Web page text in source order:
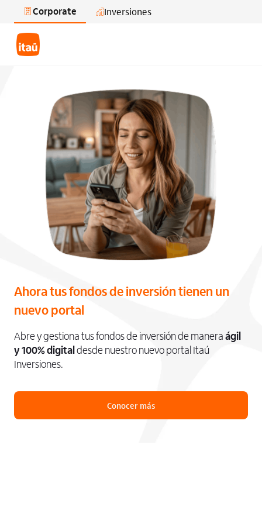
Saltar al contenido principal
Corporate Inversiones
Ahora tus fondos de inversión tienen un
nuevo portal
Abre y gestiona tus fondos de inversión de manera ágil
y 100% digitaldesde nuestro nuevo portal Itaú
Inversiones.
Conocer más